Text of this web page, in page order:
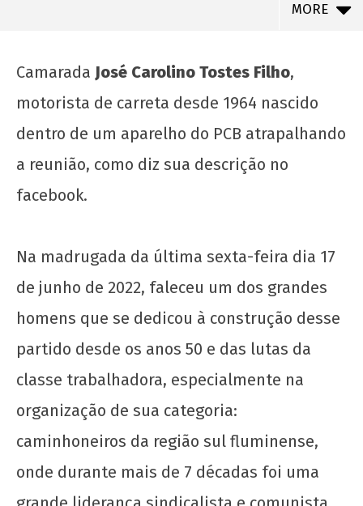
MORE
NOW VIEWING
Moção De Pesar da Etapa Estadual-RJ do IX
Congresso Nacional da UJC
junho
2022
wp-
Camarada José Carolino Tostes Filho,
motorista de carreta desde 1964 nascido
dentro de um aparelho do PCB atrapalhando
a reunião, como diz sua descrição no
facebook.
Na madrugada da última sexta-feira dia 17
de junho de 2022, faleceu um dos grandes
homens que se dedicou à construção desse
partido desde os anos 50 e das lutas da
classe trabalhadora, especialmente na
organização de sua categoria:
caminhoneiros da região sul fluminense,
onde durante mais de 7 décadas foi uma